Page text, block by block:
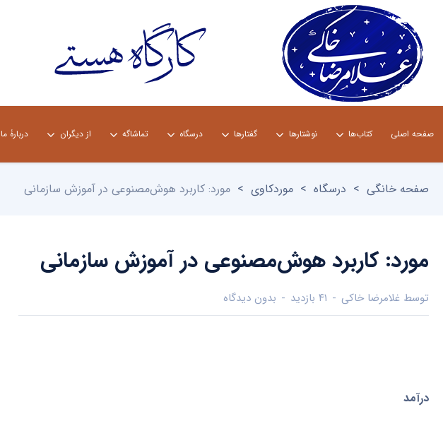
صفحه اصلی کتاب‌ها نوشتارها گفتارها درسگاه تماشاگه از دیگران دربارۀ ما
صفحه خانگی > درسگاه > موردکاوی > مورد: کاربرد هوش‌مصنوعی در آموزش ‌سازمانی
مورد: کاربرد هوش‌مصنوعی در آموزش ‌سازمانی
توسط غلامرضا خاکی ۴۱ بازدید بدون دیدگاه
درآمد